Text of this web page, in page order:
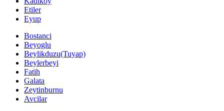
Etiler
Eyup
Bostanci
Beyoglu
Beylikduzu(Tuyap)
Beylerbeyi
Fatih
Galata
Zeytinburnu
Avcilar